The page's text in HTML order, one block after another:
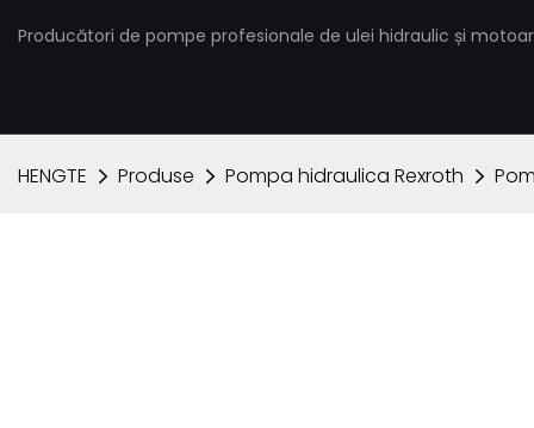
Producători de pompe profesionale de ulei hidraulic și
HENGTE Produse Pompa hidraulica Rexroth